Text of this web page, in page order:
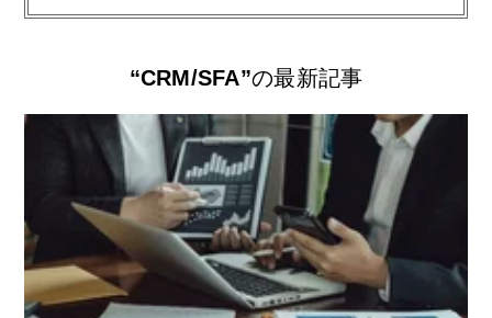
“CRM/SFA”の最新記事